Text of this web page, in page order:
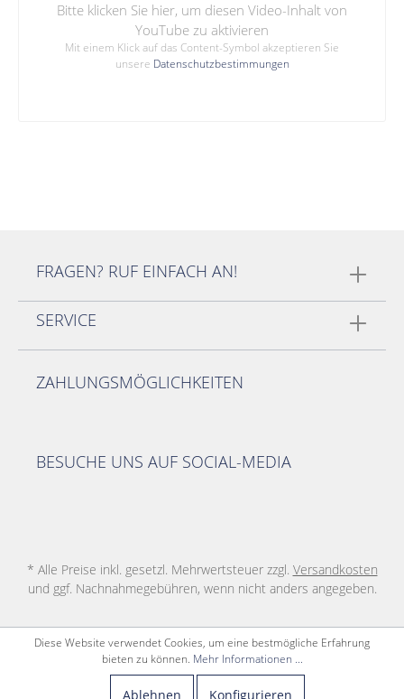
Bitte klicken Sie hier, um diesen Video-Inhalt von
YouTube zu aktivieren
Mit einem Klick auf das Content-Symbol akzeptieren Sie
unsere Datenschutzbestimmungen
FRAGEN? RUF EINFACH AN!
SERVICE
ZAHLUNGSMÖGLICHKEITEN
BESUCHE UNS AUF SOCIAL-MEDIA
* Alle Preise inkl. gesetzl. Mehrwertsteuer zzgl. Versandkosten
und ggf. Nachnahmegebühren, wenn nicht anders angegeben.
Diese Website verwendet Cookies, um eine bestmögliche Erfahrung
bieten zu können. Mehr Informationen ...
Ablehnen Konfigurieren